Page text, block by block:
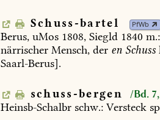
Schuss-bartel PfWb
Berus, uMos 1808, Siegld 1840 m.:
närrischer Mensch, der en Schuss
Saarl-Berus].
schuss-bergen /Bd.
Heinsb-Schalbr schw.: Versteck